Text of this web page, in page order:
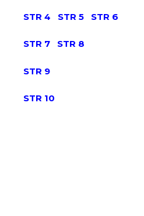
STR 4 STR 5 STR 6
STR 7 STR 8
STR 9
STR 10